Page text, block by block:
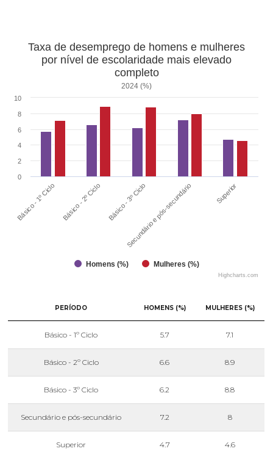
Taxa de desemprego de homens e mulheres
por nível de escolaridade mais elevado
completo
2024 (%)
Homens (%) Mulheres (%)
Básico - 1º Ciclo Básico - 2º Ciclo Básico - 3º Ciclo
Secundário e pós-secundário Superior
0
2
4
6
8
10
Highcharts.com
PERÍODO HOMENS (%) MULHERES (%)
Básico - 1º Ciclo 5.7 7.1
Básico - 2º Ciclo 6.6 8.9
Básico - 3º Ciclo 6.2 8.8
Secundário e pós-secundário 7.2 8
Superior 4.7 4.6